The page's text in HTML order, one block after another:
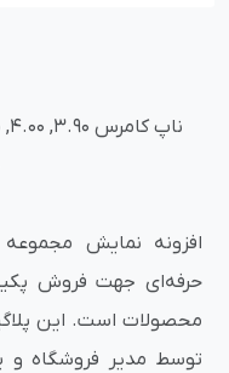
افزونه نمایش مجموعه
حرفه‌ای جهت فروش
محصولات است. این
توسط مدیر فروشگاه